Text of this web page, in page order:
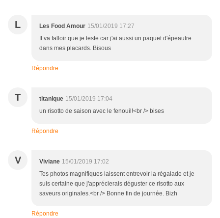
L Les Food Amour 15/01/2019 17:27
Il va falloir que je teste car j'ai aussi un paquet d'épeautre
dans mes placards. Bisous
Répondre
T titanique 15/01/2019 17:04
un risotto de saison avec le fenouil!<br /> bises
Répondre
V Viviane 15/01/2019 17:02
Tes photos magnifiques laissent entrevoir la régalade et je
suis certaine que j'apprécierais déguster ce risotto aux
saveurs originales.<br /> Bonne fin de journée. Bizh
Répondre